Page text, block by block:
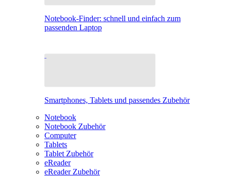
Notebook-Finder: schnell und einfach zum
passenden Laptop
Smartphones, Tablets und passendes Zubehör
Notebook
Notebook Zubehör
Computer
Tablets
Tablet Zubehör
eReader
eReader Zubehör